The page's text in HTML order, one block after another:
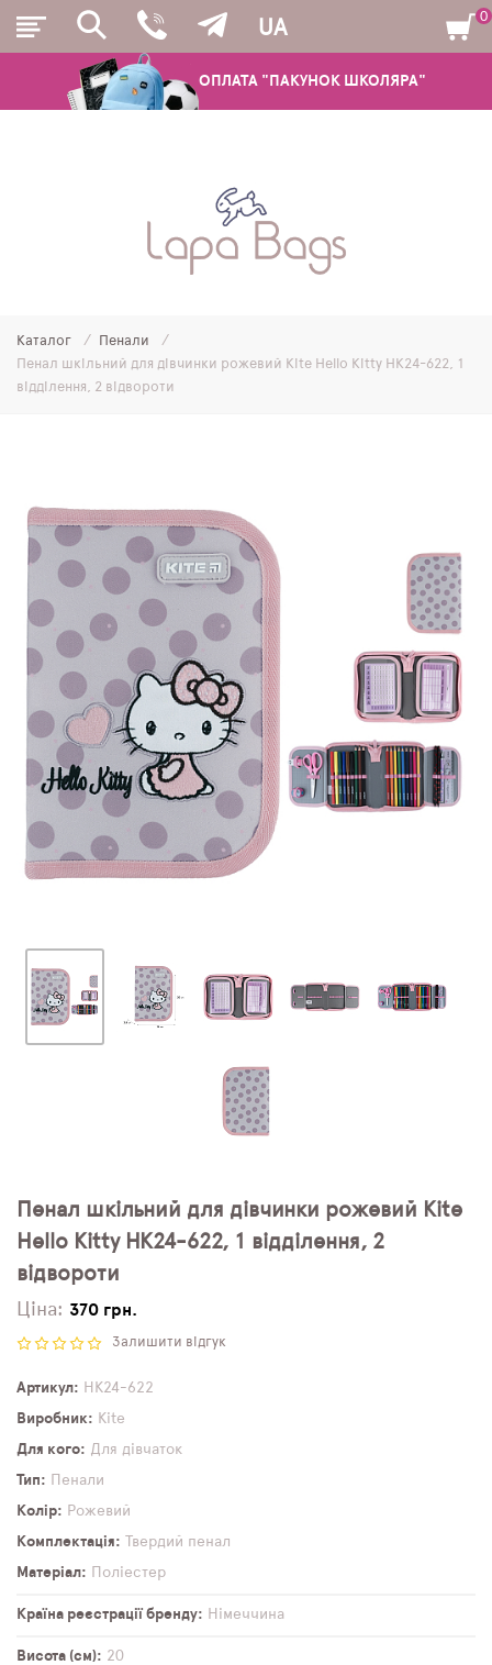
ОПЛАТА "ПАКУНОК ШКОЛЯРА"
UA
ШКІЛЬНІ РЮКЗАКИ ТА РАНЦІ
МОЛОДІЖНІ РЮКЗАКИ
ПЛЯШКИ ДЛЯ ВОДИ
DELUNE
SCHOOL STANDARD
SKYNAME
РОЗПРОДАЖ
0
Каталог
Пенали
Пенал шкільний для дівчинки рожевий Kite Hello Kitty HK24-622, 1
відділення, 2 відвороти
Пенал шкільний для дівчинки рожевий Kite
Hello Kitty HK24-622, 1 відділення, 2
відвороти
Ціна: 370 грн.
Залишити відгук
Артикул
HK24-622
Виробник
Kite
Для кого
Для дівчаток
Тип
Пенали
Колір
Рожевий
Комплектація
Твердий пенал
Матеріал
Поліестер
Країна реєстрації бренду Німеччина
Висота (см)
20